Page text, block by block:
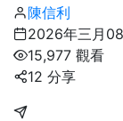
陳信利
2026年三月
15,977 觀看
12 分享